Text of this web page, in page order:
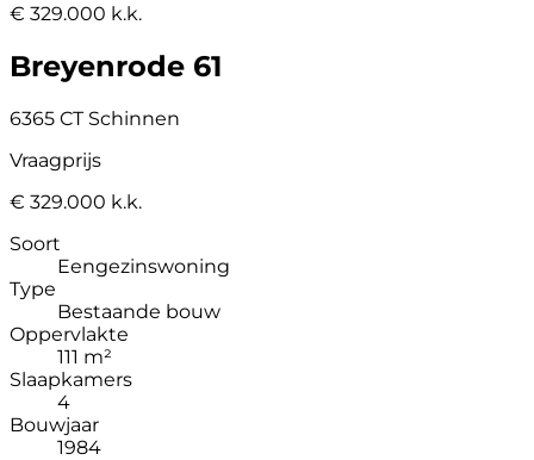
€ 329.000 k.k.
Breyenrode 61
6365 CT Schinnen
Vraagprijs
€ 329.000 k.k.
Soort
Eengezinswoning
Type
Bestaande bouw
Oppervlakte
111 m²
Slaapkamers
4
Bouwjaar
1984